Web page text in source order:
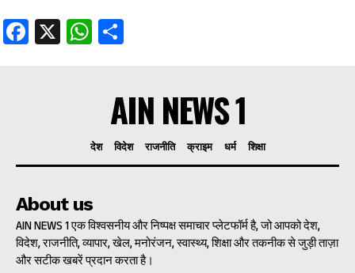
Facebook
X WhatsApp
AIN NEWS 1
देश विदेश राजनीति क्राइम धर्म शिक्षा
About us
AIN NEWS 1 एक विश्वसनीय और निष्पक्ष समाचार प्लेटफॉर्म है, जो आपको देश,
विदेश, राजनीति, व्यापार, खेल, मनोरंजन, स्वास्थ्य, शिक्षा और तकनीक से जुड़ी ताज़ा
और सटीक खबरें प्रदान करता है।